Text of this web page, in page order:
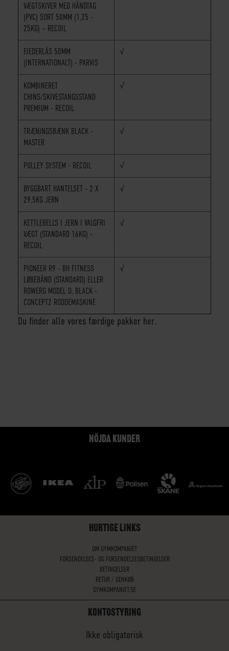
VÆGTSKIVER MED HÅNDTAG
(PVC) SORT 50MM (1,25 -
25KG) – RECOIL
FJEDERLÅS 50MM
(INTERNATIONALT) - PARVIS
√
KOMBINERET
CHINS/SKIVESTANGSSTAND
PREMIUM - RECOIL
√
TRÆNINGSBÆNK BLACK -
MASTER
√
PULLEY SYSTEM - RECOIL √
BYGGBART HANTELSET - 2 X
29,5KG JERN
√
KETTLEBELLS I JERN I VALGFRI
VÆGT (STANDARD 16KG) -
RECOIL
√
PIONEER R9 - BH FITNESS
LØBEBÅND (STANDARD) ELLER
ROWERG MODEL D, BLACK -
CONCEPT2 RODDEMASKINE
√
Du finder alle vores færdige pakker her.
NÖJDA KUNDER
HURTIGE LINKS
OM GYMKOMPANIET
FORSENDELSES- OG FORSENDELSESBETINGELSER
BETINGELSER
RETUR / GENKØB
GYMKOMPANIET.SE
KONTOSTYRING
Ikke obligatorisk